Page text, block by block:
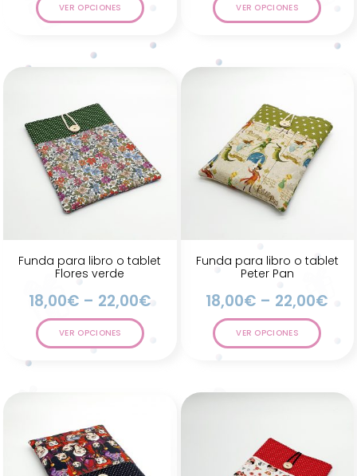
VER OPCIONES VER OPCIONES
Funda para libro o tablet
Flores verde
18,00€ – 22,00€
VER OPCIONES
Funda para libro o tablet
Peter Pan
18,00€ – 22,00€
VER OPCIONES